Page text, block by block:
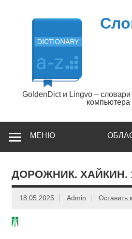
содержимому
GoldenDict и Lingvo –
компьютера
МЕНЮ
ДОРОЖНИК. ХАЙКИН.
18.05.2025 Admin Оставить